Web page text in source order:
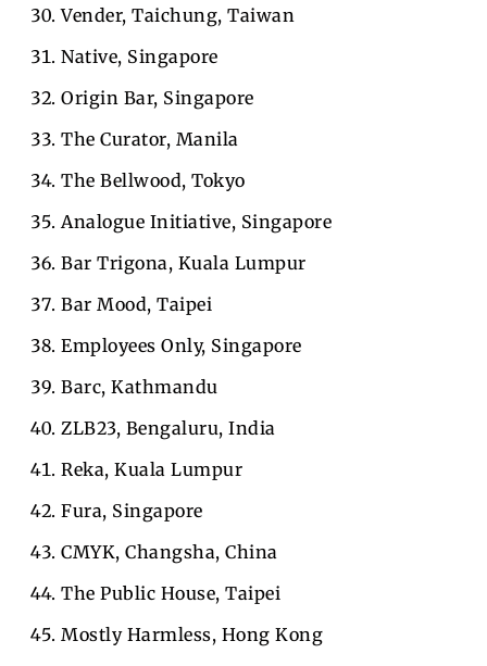
Vender, Taichung, Taiwan
Native, Singapore
Origin Bar, Singapore
The Curator, Manila
The Bellwood, Tokyo
Analogue Initiative, Singapore
Bar Trigona, Kuala Lumpur
Bar Mood, Taipei
Employees Only, Singapore
Barc, Kathmandu
ZLB23, Bengaluru, India
Reka, Kuala Lumpur
Fura, Singapore
CMYK, Changsha, China
The Public House, Taipei
Mostly Harmless, Hong Kong